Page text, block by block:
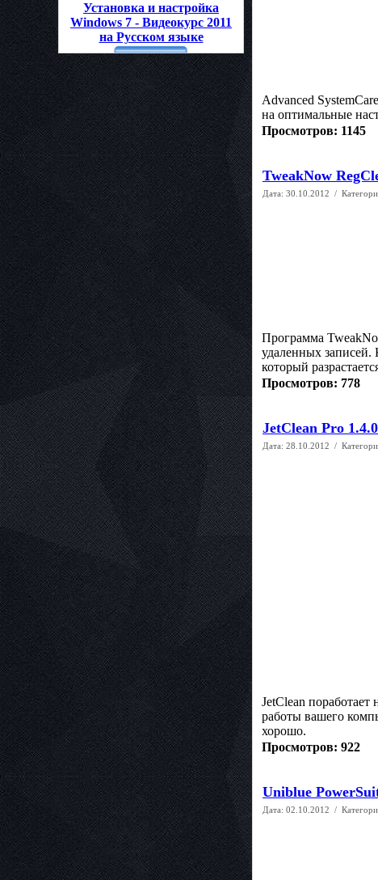
Установка и настройка
Windows 7 - Видеокурс 2011
на Русском языке
Advanced
на оптимальные
Просмотров: 1145
TweakNow
Дата: 30.10.2012 /
Программа
удаленных записей.
который
Просмотров: 778
JetClean Pro
Дата: 28.10.2012 /
JetClean
работы вашего
хорошо.
Просмотров: 922
Uniblue
Дата: 02.10.2012 /